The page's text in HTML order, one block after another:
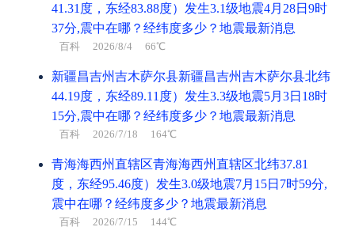
41.31度，东经83.88度）发生3.1级地震4月28日9时
37分,震中在哪？经纬度多少？地震最新消息
百科 2026/8/4 66℃
新疆昌吉州吉木萨尔县新疆昌吉州吉木萨尔县北纬
44.19度，东经89.11度）发生3.3级地震5月3日18时
15分,震中在哪？经纬度多少？地震最新消息
百科 2026/7/18 164℃
青海海西州直辖区青海海西州直辖区北纬37.81
度，东经95.46度）发生3.0级地震7月15日7时59分,
震中在哪？经纬度多少？地震最新消息
百科 2026/7/15 144℃